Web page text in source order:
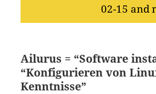
02-15 and
Ailurus = “Software
“Konfigurieren von
Kenntnisse”